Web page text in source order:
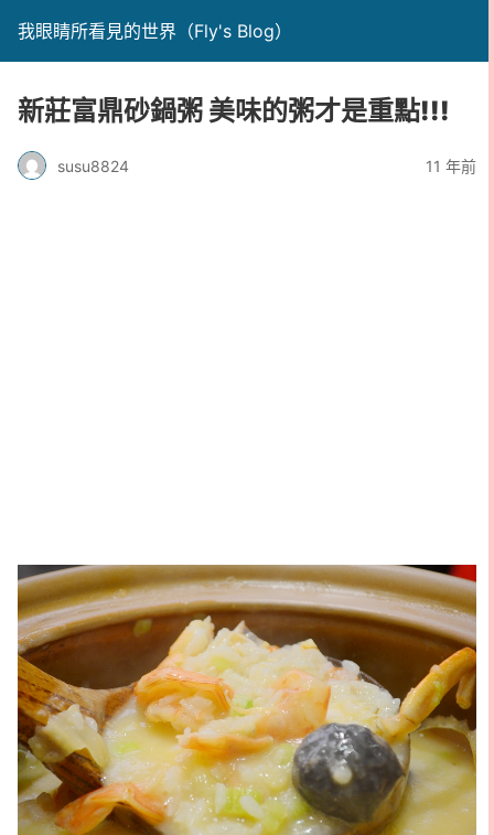
我眼睛所看見的世界（Fly's Blog）
新莊富鼎砂鍋粥 美味的粥才是重點!!!
susu8824 11 年前